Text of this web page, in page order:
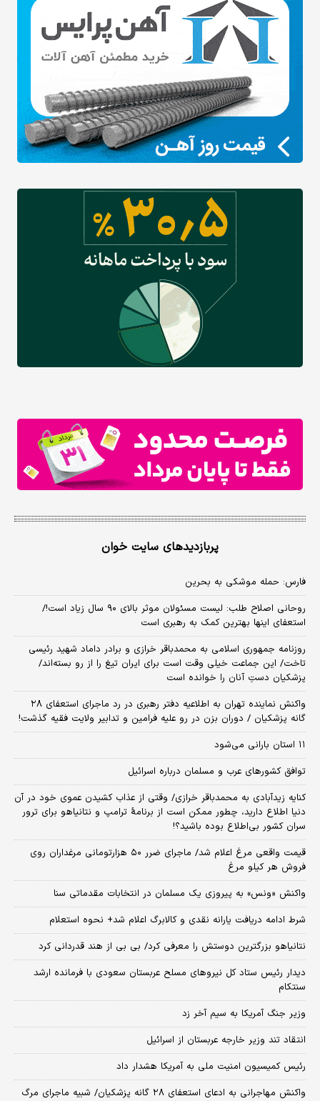
پربازدیدهای سایت خوان
فارس: حمله موشکی به بحرین
روحانی اصلاح طلب: ‌لیست مسئولان موثر بالای ۹۰ سال زیاد است!/
استعفای اینها بهترین کمک به رهبری است
روزنامه جمهوری اسلامی به محمدباقر خرازی و برادر داماد شهید رئیسی
تاخت/ این جماعت خیلی وقت است برای ایران تیغ را از رو بسته‌اند/
پزشکیان دستِ آنان را خوانده است
واکنش نماینده تهران به اطلاعیه دفتر رهبری در رد ماجرای استعفای ۲۸
گانه پزشکیان / دوران بزن در رو علیه فرامین و تدابیر ولایت فقیه گذشت!
۱۱ استان بارانی می‌شود
توافق کشورهای عرب و مسلمان درباره اسرائیل
کنایه زیدآبادی به محمدباقر خرازی/ وقتی از عذاب کشیدن عموی خود در آن
دنیا اطلاع دارید، چطور ممکن است از برنامهٔ ترامپ و نتانیاهو برای ترور
سران کشور بی‌اطلاع بوده باشید؟!
قیمت واقعی مرغ اعلام شد/ ماجرای ضرر ۵۰ هزارتومانی مرغداران روی
فروش هر کیلو مرغ
واکنش «ونس» به پیروزی یک مسلمان در انتخابات مقدماتی سنا
شرط ادامه دریافت یارانه نقدی و کالابرگ اعلام شد+ نحوه استعلام
نتانیاهو بزرگترین دوستش را معرفی کرد/ بی بی از هند قدردانی کرد
دیدار رئیس ستاد کل نیروهای مسلح عربستان سعودی با فرمانده ارشد
سنتکام
وزیر جنگ آمریکا به سیم آخر زد
انتقاد تند وزیر خارجه عربستان از اسرائیل
رئیس کمیسیون امنیت ملی به آمریکا هشدار داد
واکنش مهاجرانی به ادعای استعفای ۲۸ گانه پزشکیان/ شبیه ماجرای مرگ